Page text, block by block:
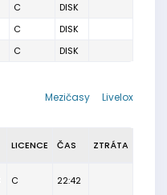
C
DISK
C
DISK
C DISK
Livelox
Mezičasy
LICENCE ČAS ZTRÁTA
C 22:42